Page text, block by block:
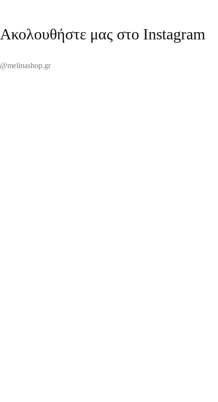
Ακολουθήστε μας στο Instagram
@melinashop.gr